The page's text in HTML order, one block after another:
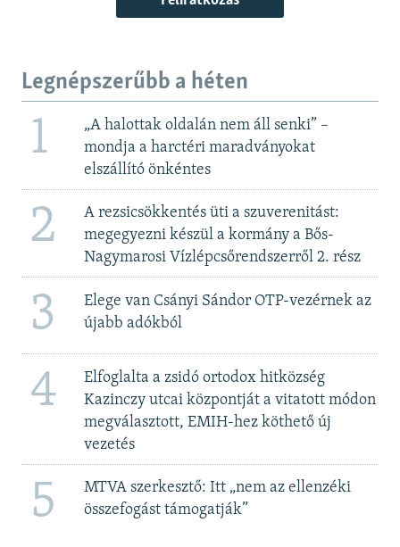
Legnépszerűbb a héten
1
„A halottak oldalán nem áll senki” –
mondja a harctéri maradványokat
elszállító önkéntes
2
A rezsicsökkentés üti a szuverenitást:
megegyezni készül a kormány a Bős-
Nagymarosi Vízlépcsőrendszerről 2. rész
3
Elege van Csányi Sándor OTP-vezérnek az
újabb adókból
4
Elfoglalta a zsidó ortodox hitközség
Kazinczy utcai központját a vitatott módon
megválasztott, EMIH-hez köthető új
vezetés
5
MTVA szerkesztő: Itt „nem az ellenzéki
összefogást támogatják”